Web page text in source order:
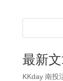
最新
KKday 南投